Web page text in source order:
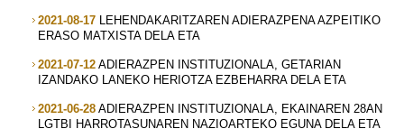
2021-08-17 LEHENDAKARITZAREN ADIERAZPENA AZPEITIKO
ERASO MATXISTA DELA ETA
2021-07-12 ADIERAZPEN INSTITUZIONALA, GETARIAN
IZANDAKO LANEKO HERIOTZA EZBEHARRA DELA ETA
2021-06-28 ADIERAZPEN INSTITUZIONALA, EKAINAREN 28AN
LGTBI HARROTASUNAREN NAZIOARTEKO EGUNA DELA ETA